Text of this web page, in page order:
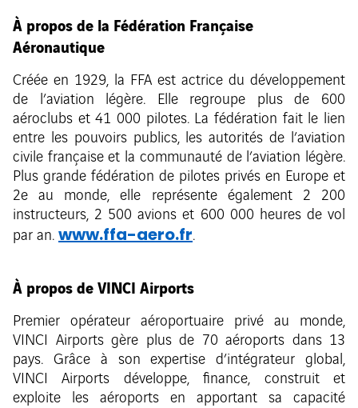
À propos de la Fédération Française
Aéronautique
Créée en 1929, la FFA est actrice du développement
de l’aviation légère. Elle regroupe plus de 600
aéroclubs et 41 000 pilotes. La fédération fait le lien
entre les pouvoirs publics, les autorités de l’aviation
civile française et la communauté de l’aviation légère.
Plus grande fédération de pilotes privés en Europe et
2e au monde, elle représente également 2 200
instructeurs, 2 500 avions et 600 000 heures de vol
par an. www.ffa-aero.fr.
À propos de VINCI Airports
Premier opérateur aéroportuaire privé au monde,
VINCI Airports gère plus de 70 aéroports dans 13
pays. Grâce à son expertise d’intégrateur global,
VINCI Airports développe, finance, construit et
exploite les aéroports en apportant sa capacité